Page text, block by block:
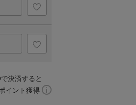
決済すると
イント獲得